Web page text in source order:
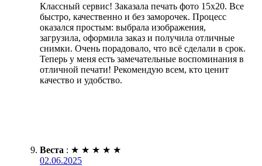
Классный сервис! Заказала печать фото 15х20. Все
быстро, качественно и без заморочек. Процесс
оказался простым: выбрала изображения,
загрузила, оформила заказ и получила отличные
снимки. Очень порадовало, что всё сделали в срок.
Теперь у меня есть замечательные воспоминания в
отличной печати! Рекомендую всем, кто ценит
качество и удобство.
Веста : ★ ★ ★ ★ ★
02.06.2025